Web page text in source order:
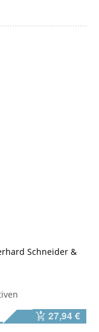
Schneider &
27,94 €